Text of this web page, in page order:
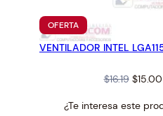
OFERTAPRODUCTO
EN
OFERTA
VENTILADOR INTEL
$16.19 Original
was:
$15.00
¿Te interesa este